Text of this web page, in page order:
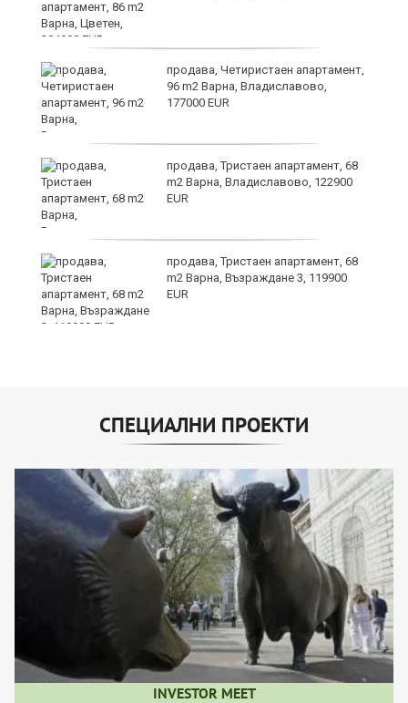
продава, Четиристаен апартамент,
96 m2 Варна, Владиславово,
177000 EUR
продава, Тристаен апартамент, 68
m2 Варна, Владиславово, 122900
EUR
продава, Тристаен апартамент, 68
m2 Варна, Възраждане 3, 119900
EUR
СПЕЦИАЛНИ ПРОЕКТИ
INVESTOR MEET